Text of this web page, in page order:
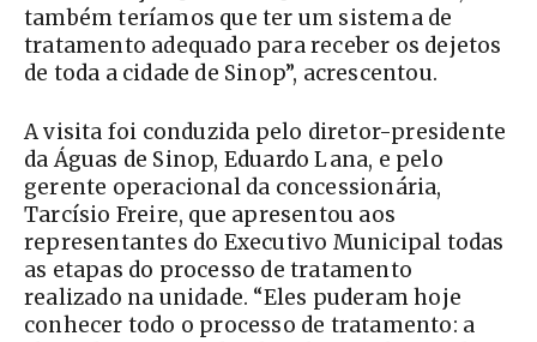
também teríamos que ter um sistema de
tratamento adequado para receber os dejetos
de toda a cidade de Sinop”, acrescentou.
A visita foi conduzida pelo diretor-presidente
da Águas de Sinop, Eduardo Lana, e pelo
gerente operacional da concessionária,
Tarcísio Freire, que apresentou aos
representantes do Executivo Municipal todas
as etapas do processo de tratamento
realizado na unidade. “Eles puderam hoje
conhecer todo o processo de tratamento: a